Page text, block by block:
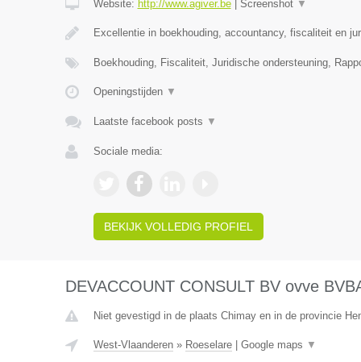
Website: http://www.agiver.be| Screenshot ▼
Excellentie in boekhouding, accountancy, fiscaliteit en
Boekhouding, Fiscaliteit, Juridische ondersteuning,
Openingstijden ▼
Laatste facebook posts ▼
Sociale media:
BEKIJK VOLLEDIG PROFIEL
DEVACCOUNT CONSULT BV ovve
Niet gevestigd in de plaats Chimay en in de provincie
West-Vlaanderen» Roeselare| Google maps ▼